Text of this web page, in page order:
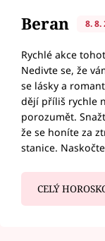
Beran 8. 8.
Rychlé akce
Nedivte se, že
se lásky a
dějí příliš rychle
porozumět.
že se honíte za
stanice.
CELÝ